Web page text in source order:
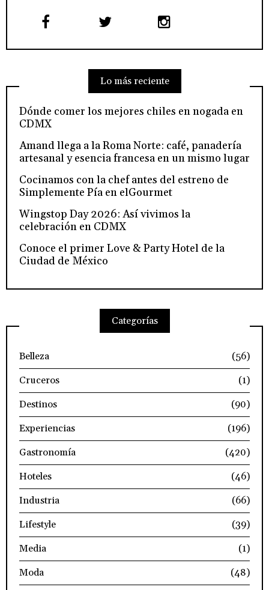
Lo más reciente
Dónde comer los mejores chiles en nogada en
CDMX
Amand llega a la Roma Norte: café, panadería
artesanal y esencia francesa en un mismo lugar
Cocinamos con la chef antes del estreno de
Simplemente Pía en elGourmet
Wingstop Day 2026: Así vivimos la
celebración en CDMX
Conoce el primer Love & Party Hotel de la
Ciudad de México
Categorías
Belleza
(56)
Cruceros
(1)
Destinos
(90)
Experiencias
(196)
Gastronomía
(420)
Hoteles
(46)
Industria
(66)
Lifestyle
(39)
Media
(1)
Moda
(48)